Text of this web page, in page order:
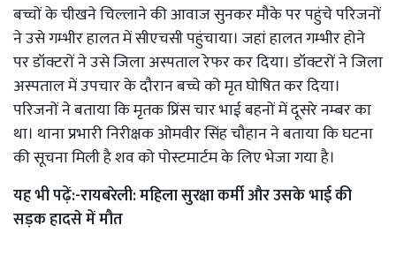
बच्चों के चीखने चिल्लाने की आवाज सुनकर मौके पर पहुंचे परिजनों
ने उसे गम्भीर हालत में सीएचसी पहुंचाया। जहां हालत गम्भीर होने
पर डॉक्टरों ने उसे जिला अस्पताल रेफर कर दिया। डॉक्टरों ने जिला
अस्पताल में उपचार के दौरान बच्चे को मृत घोषित कर दिया।
परिजनों ने बताया कि मृतक प्रिंस चार भाई बहनों में दूसरे नम्बर का
था। थाना प्रभारी निरीक्षक ओमवीर सिंह चौहान ने बताया कि घटना
की सूचना मिली है शव को पोस्टमार्टम के लिए भेजा गया है।
यह भी पढ़ें:-रायबरेली: महिला सुरक्षा कर्मी और उसके भाई की
सड़क हादसे में मौत